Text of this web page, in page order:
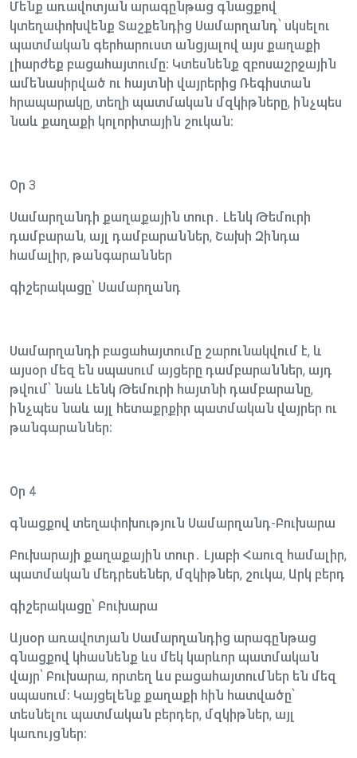
Մենք առավոտյան արագընթաց գնացքով
կտեղափոխվենք Տաշքենդից Սամարղանդ՝ սկսելու
պատմական գերհարուստ անցյալով այս քաղաքի
լիարժեք բացահայտումը։ Կտեսնենք զբոսաշրջային
ամենասիրված ու հայտնի վայրերից Ռեգիստան
հրապարակը, տեղի պատմական մզկիթները, ինչպես
նաև քաղաքի կոլորիտային շուկան։
Օր 3
Սամարղանդի քաղաքային տուր․ Լենկ Թեմուրի
դամբարան, այլ դամբարաններ, Շախի Զինդա
համալիր, թանգարաններ
գիշերակացը՝ Սամարղանդ
Սամարղանդի բացահայտումը շարունակվում է, և
այսօր մեզ են սպասում այցերը դամբարաններ, այդ
թվում՝ նաև Լենկ Թեմուրի հայտնի դամբարանը,
ինչպես նաև այլ հետաքրքիր պատմական վայրեր ու
թանգարաններ։
Օր 4
գնացքով տեղափոխություն Սամարղանդ-Բուխարա
Բուխարայի քաղաքային տուր․ Լյաբի Հաուզ համալիր,
պատմական մեդրեսեներ, մզկիթներ, շուկա, Արկ բերդ
գիշերակացը՝ Բուխարա
Այսօր առավոտյան Սամարղանդից արագընթաց
գնացքով կհասնենք ևս մեկ կարևոր պատմական
վայր՝ Բուխարա, որտեղ ևս բացահայտումներ են մեզ
սպասում։ Կայցելենք քաղաքի հին հատվածը՝
տեսնելու պատմական բերդեր, մզկիթներ, այլ
կառույցներ։